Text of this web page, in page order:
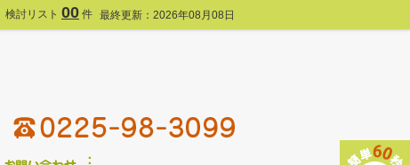
検討リスト 00 件 最終更新：2026年08月08日